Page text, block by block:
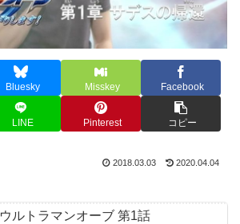
Bluesky Misskey Facebook
LINE Pinterest コピー
2018.03.03 2020.04.04
ウルトラマンオーブ 第1話